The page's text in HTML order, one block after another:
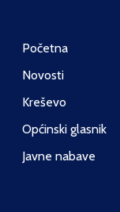
Početna
Novosti
Kreševo
Općinski glasnik
Javne nabave